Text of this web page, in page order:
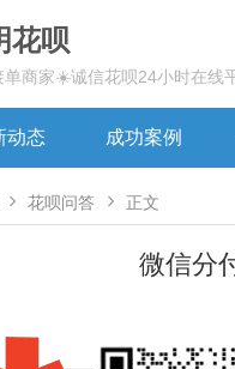
花呗
单商家☀️诚信花呗24小时在线
动态 成功案例
 花呗问答  正文
微信分